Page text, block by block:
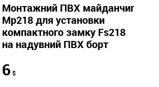
Монтажний ПВХ майданчиr
Mp218 для установки
компактного замку Fs218
на надувний ПВХ борт
6$